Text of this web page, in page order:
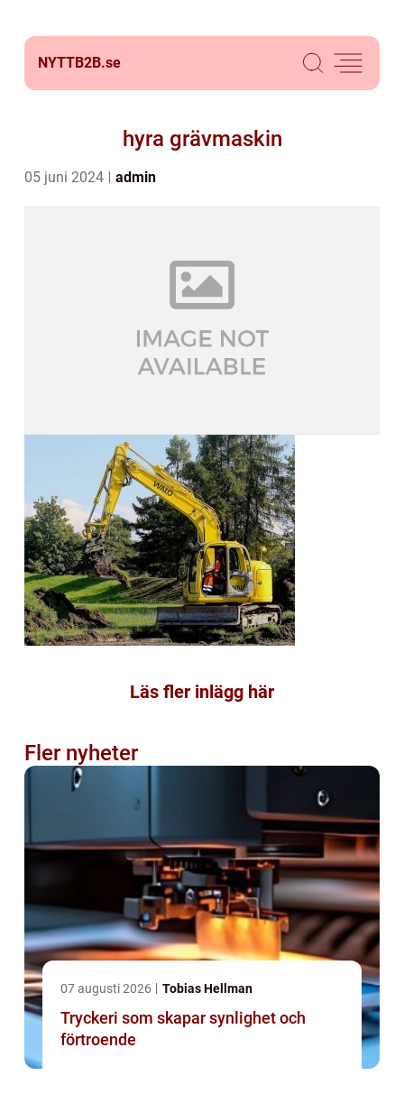
NYTTB2B.se
hyra grävmaskin
05 juni 2024 admin
Läs fler inlägg här
Fler nyheter
07 augusti 2026 Tobias Hellman
Tryckeri som skapar synlighet och
förtroende